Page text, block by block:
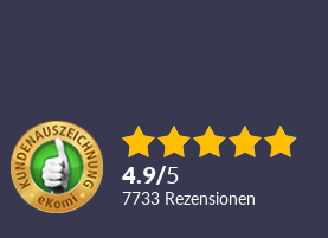
4.9/5
7733 Rezensionen